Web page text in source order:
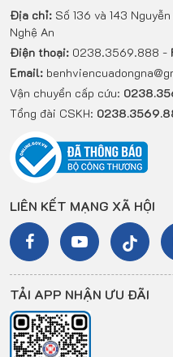
Địa chỉ: Số 136 và 143
Nghệ An
Điện thoại: 0238.3569.888 -
Email:
Vận chuyển cấp cứu:
Tổng đài CSKH:
LIÊN KẾT MẠNG XÃ HỘI
TẢI APP NHẬN ƯU ĐÃI